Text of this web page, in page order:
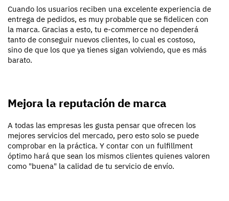
Cuando los usuarios reciben una excelente experiencia de
entrega de pedidos, es muy probable que se fidelicen con
la marca. Gracias a esto, tu e-commerce no dependerá
tanto de conseguir nuevos clientes, lo cual es costoso,
sino de que los que ya tienes sigan volviendo, que es más
barato.
Mejora la reputación de marca
A todas las empresas les gusta pensar que ofrecen los
mejores servicios del mercado, pero esto solo se puede
comprobar en la práctica. Y contar con un fulfillment
óptimo hará que sean los mismos clientes quienes valoren
como "buena" la calidad de tu servicio de envío.